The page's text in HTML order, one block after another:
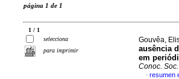
página 1 de 1
1 / 1
selecciona
para imprimir
Gouvêa,
ausência
em
Conoc. Soc.
· resumen